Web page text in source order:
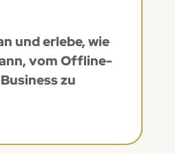
und erlebe, wie
vom Offline-
zu